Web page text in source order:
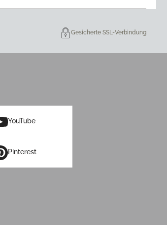
Gesicherte SSL-Verbindung
YouTube
Pinterest